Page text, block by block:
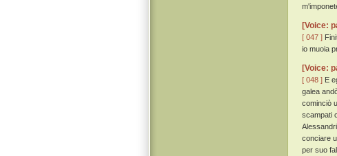
[Voice:
[ 047 ]
io muoia
[Voice:
[ 048 ] E
galea
cominciò
scampati
conciare
per suo